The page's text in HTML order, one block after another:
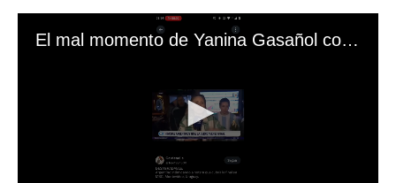
El mal momento de Yanina Gasañol con un hincha argentino en "Subrayado"